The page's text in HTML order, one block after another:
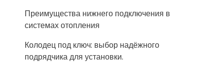
Преимущества нижнего подключения в
системах отопления
Колодец под ключ: выбор надёжного
подрядчика для установки.